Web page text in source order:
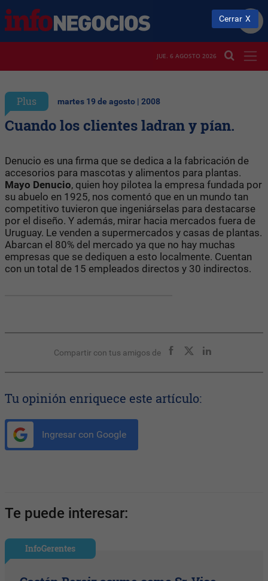
JUE. 6 AGOSTO 2026
Plus martes 19 de agosto | 2008
Cuando los clientes ladran y pían.
Denucio es una firma que se dedica a la fabricación de
accesorios para mascotas y alimentos para plantas.
Mayo Denucio, quien hoy pilotea la empresa fundada por
su abuelo en 1925, nos comentó que en un mundo tan
competitivo tuvieron que ingeniárselas para destacarse
por el diseño. Y además, mirar hacia mercados fuera de
Uruguay. Le venden a supermercados y casas de plantas.
Abarcan el 80% del mercado ya que no hay muchas
empresas que se dediquen a esto localmente. Cuentan
con un total de 15 empleados directos y 30 indirectos.
Compartir con tus amigos de
Tu opinión enriquece este artículo:
Ingresar con Google
Te puede interesar:
InfoGerentes
Cerrar